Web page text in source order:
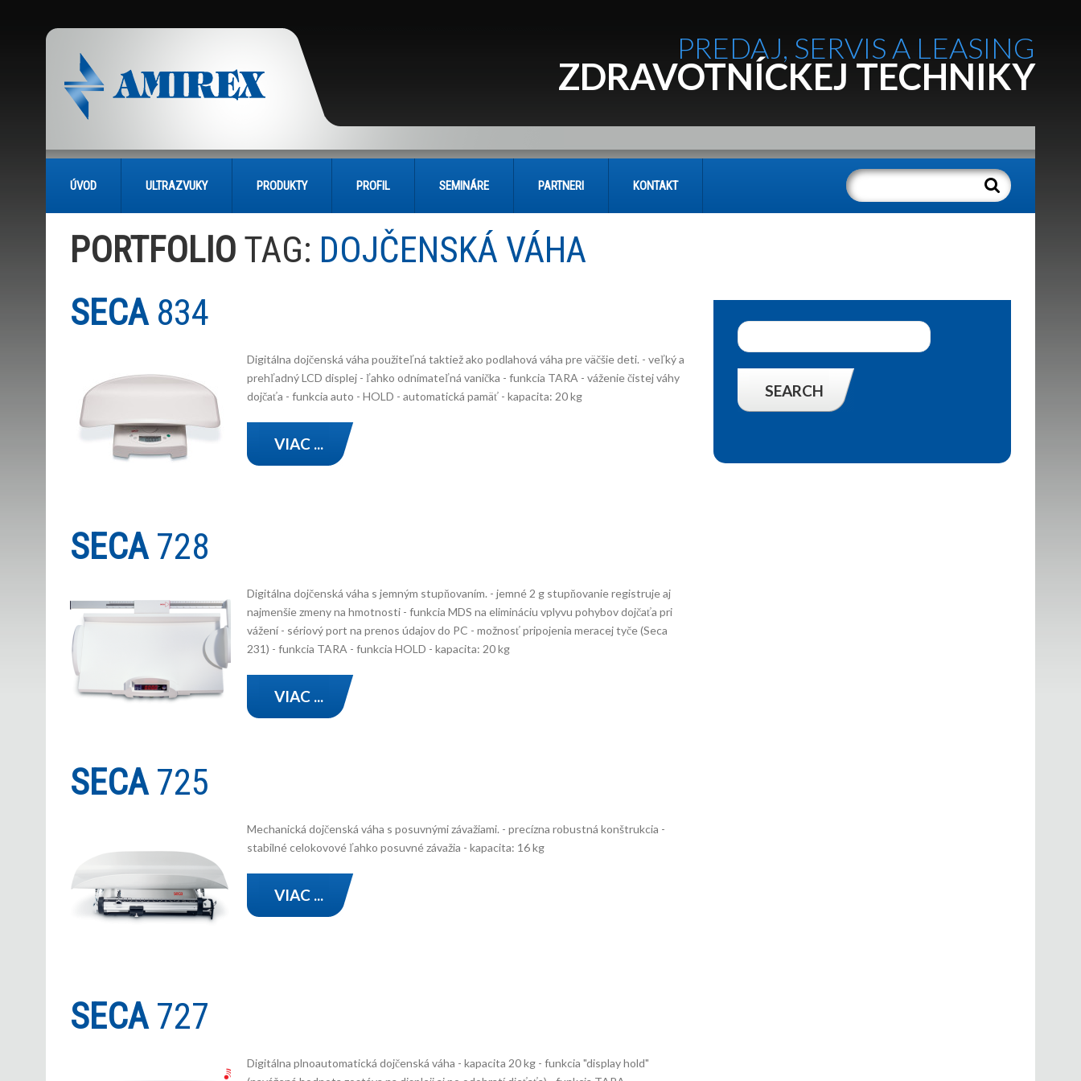
PREDAJ, SERVIS A LEASING
ZDRAVOTNÍCKEJ TECHNIKY
ÚVOD ULTRAZVUKY PRODUKTY PROFIL SEMINÁRE PARTNERI KONTAKT
PORTFOLIO TAG: DOJČENSKÁ VÁHA
SECA834
Digitálna dojčenská váha použiteľná taktiež ako podlahová váha pre väčšie deti. - veľký a
prehľadný LCD displej - ľahko odnímateľná vanička - funkcia TARA - váženie čistej váhy
dojčaťa - funkcia auto - HOLD - automatická pamäť - kapacita: 20 kg
VIAC ...
SECA728
Digitálna dojčenská váha s jemným stupňovaním. - jemné 2 g stupňovanie registruje aj
najmenšie zmeny na hmotnosti - funkcia MDS na elimináciu vplyvu pohybov dojčaťa pri
vážení - sériový port na prenos údajov do PC - možnosť pripojenia meracej tyče (Seca
231) - funkcia TARA - funkcia HOLD - kapacita: 20 kg
VIAC ...
SECA725
Mechanická dojčenská váha s posuvnými závažiami. - precízna robustná konštrukcia -
stabilné celokovové ľahko posuvné závažia - kapacita: 16 kg
VIAC ...
SECA727
Digitálna plnoautomatická dojčenská váha - kapacita 20 kg - funkcia "display hold"